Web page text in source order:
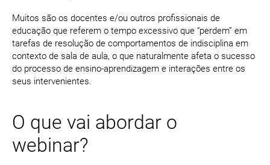
Muitos são os docentes e/ou outros profissionais de
educação que referem o tempo excessivo que “perdem” em
tarefas de resolução de comportamentos de indisciplina em
contexto de sala de aula, o que naturalmente afeta o sucesso
do processo de ensino-aprendizagem e interações entre os
seus intervenientes.
O que vai abordar o
webinar?